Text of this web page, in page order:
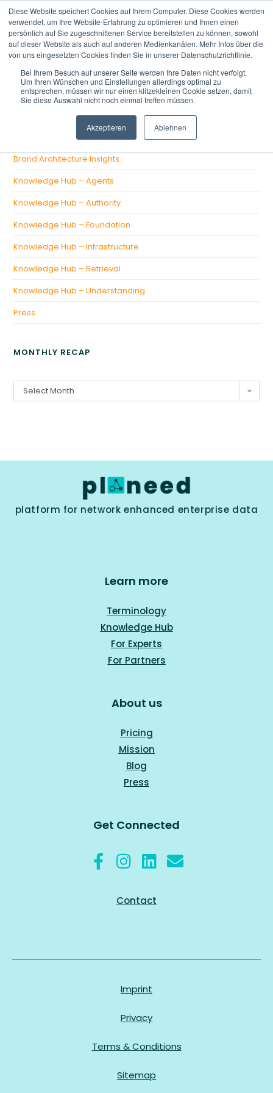
Diese Website speichert Cookies auf Ihrem Computer. Diese Cookies werden
verwendet, um Ihre Website-Erfahrung zu optimieren und Ihnen einen
persönlich auf Sie zugeschnittenen Service bereitstellen zu können, sowohl
auf dieser Website als auch auf anderen Medienkanälen. Mehr Infos über die
von uns eingesetzten Cookies finden Sie in unserer Datenschutzrichtlinie.
Bei Ihrem Besuch auf unserer Seite werden Ihre Daten nicht verfolgt.
Um Ihren Wünschen und Einstellungen allerdings optimal zu
entsprechen, müssen wir nur einen klitzekleinen Cookie setzen, damit
Sie diese Auswahl nicht noch einmal treffen müssen.
Akzeptieren Ablehnen
There aren't any posts currently published under this tag.
Brand Architecture Insights
Knowledge Hub – Agents
Knowledge Hub – Authority
Knowledge Hub – Foundation
Knowledge Hub – Infrastructure
Knowledge Hub – Retrieval
Knowledge Hub – Understanding
Press
MONTHLY RECAP
Select Month
platform for network enhanced enterprise data
Learn more
Terminology
Knowledge Hub
For Experts
For Partners
About us
Pricing
Mission
Blog
Press
Get Connected
Contact
Imprint
Privacy
Terms & Conditions
Sitemap